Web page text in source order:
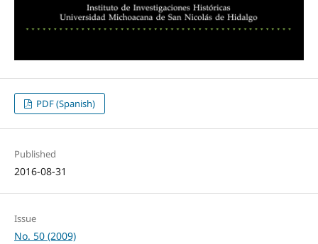
PDF (Spanish)
Published
2016-08-31
Issue
No. 50 (2009)